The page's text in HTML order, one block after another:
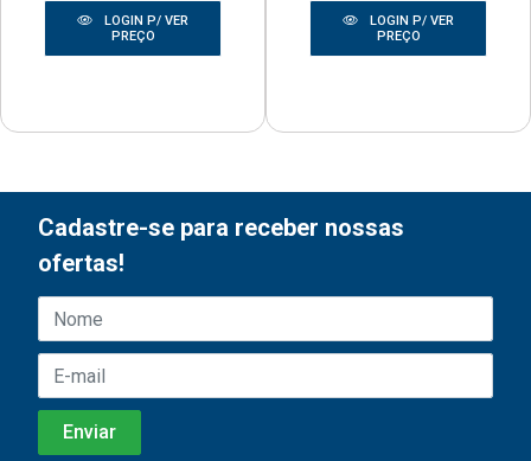
LOGIN P/ VER
PREÇO
LOGIN P/ VER
PREÇO
Cadastre-se para receber nossas
ofertas!